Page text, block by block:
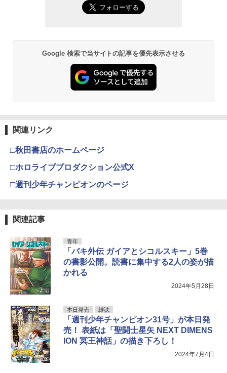
Google 検索で当サイトの記事を優先表示させる
関連リンク
□秋田書店のホームページ
□ホロライブプロダクション公式X
□週刊少年チャンピオンのページ
関連記事
青年
「バキ外伝 ガイアとシコルスキー」5巻
の書影公開。読書に集中する2人の姿が描
かれる
2024年5月28日
本日発売 雑誌
「週刊少年チャンピオン31号」が本日発
売！ 表紙は「聖闘士星矢 NEXT DIMENS
ION 冥王神話」の描き下ろし！
2024年7月4日